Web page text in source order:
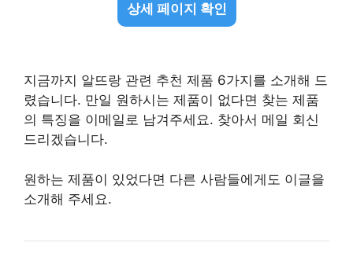
상세 페이지 확인
지금까지 알뜨랑 관련 추천 제품 6가지를 소개해 드
렸습니다. 만일 원하시는 제품이 없다면 찾는 제품
의 특징을 이메일로 남겨주세요. 찾아서 메일 회신
드리겠습니다.
원하는 제품이 있었다면 다른 사람들에게도 이글을
소개해 주세요.